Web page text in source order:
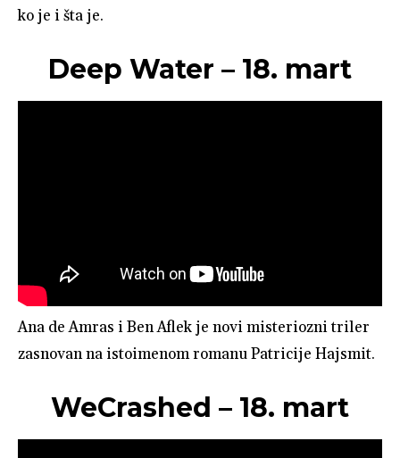
ko je i šta je.
Deep Water – 18. mart
Ana de Amras i Ben Aflek je novi misteriozni triler
zasnovan na istoimenom romanu Patricije Hajsmit.
WeCrashed – 18. mart